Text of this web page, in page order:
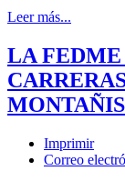
Leer más...
LA
Imprimir
Correo